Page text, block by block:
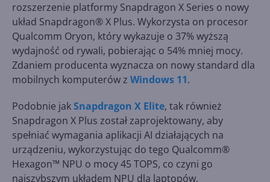
rozszerzenie platformy Snapdragon X Series o nowy
układ Snapdragon® X Plus. Wykorzysta on procesor
Qualcomm Oryon, który wykazuje o 37% wyższą
wydajność od rywali, pobierając o 54% mniej mocy.
Zdaniem producenta wyznacza on nowy standard dla
mobilnych komputerów z Windows 11.
Podobnie jakSnapdragon X Elite, tak również
Snapdragon X Plus został zaprojektowany, aby
spełniać wymagania aplikacji AI działających na
urządzeniu, wykorzystując do tego Qualcomm®
Hexagon™ NPU o mocy 45 TOPS, co czyni go
najszybszym układem NPU dla laptopów.